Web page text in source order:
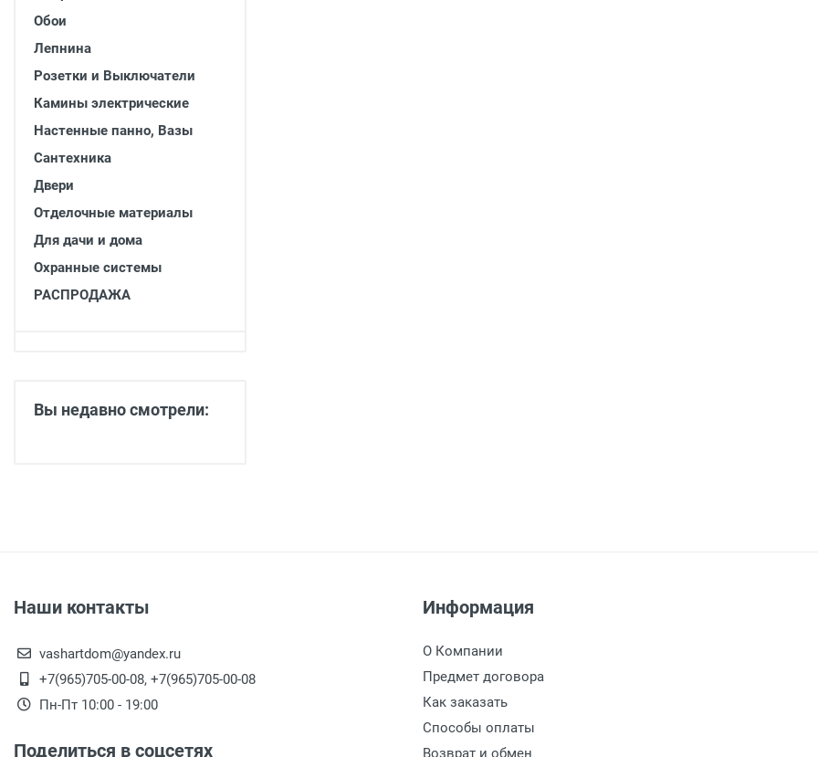
Охранные системы
РАСПРОДАЖА
Обои
Лепнина
Розетки и Выключатели
Камины электрические
Настенные панно, Вазы
Сантехника
Двери
Отделочные материалы
Для дачи и дома
Охранные системы
РАСПРОДАЖА
Вы недавно смотрели:
Наши контакты
vashartdom@yandex.ru
+7(965)705-00-08, +7(965)705-00-08
Пн-Пт 10:00 - 19:00
Поделиться в соцсетях
Информация
О Компании
Предмет договора
Как заказать
Способы оплаты
Возврат и обмен